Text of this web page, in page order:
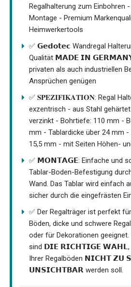
Regalhalterung zum Einbohren
Montage - Premium
Heimwerkertools
✅ 𝗚𝗲𝗱𝗼𝘁𝗲𝗰 Wandregal
Qualität 𝗠𝗔𝗗𝗘 𝗜𝗡 𝗚𝗘𝗥𝗠𝗔𝗡𝗬
privaten als auch industriellen
Ansprüchen genügen
✅ 𝐒𝐏𝐄𝐙𝐈𝐅𝐈𝐊𝐀𝐓𝐈𝐎𝐍: Regal
exzentrisch - aus Stahl
verzinkt - Bohrtiefe: 110 mm -
mm - Tablardicke über 24 mm
15,5 mm - mit Seiten Höhen-
✅ 𝗠𝗢𝗡𝗧𝗔𝗚𝗘: Einfache und
Tablar-Boden-Befestigung
Wand. Das Tablar wird einfach
sicher durch die eingefrästen
✅ Der Regalträger ist perfekt
Böden, dicke und schwere
oder für Dekorationen
sind 𝗗𝗜𝗘 𝗥𝗜𝗖𝗛𝗧𝗜𝗚𝗘 𝗪𝗔𝗛𝗟,
Ihrer Regalböden 𝗡𝗜𝗖𝗛𝗧 𝗭𝗨
𝗨𝗡𝗦𝗜𝗖𝗛𝗧𝗕𝗔𝗥 werden soll.